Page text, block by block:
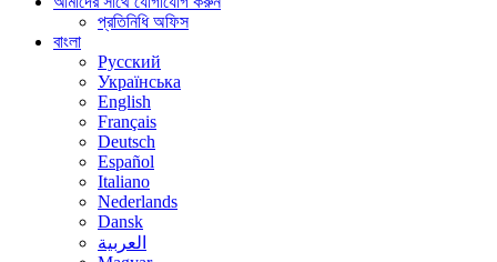
প্রতিনিধি অফিস
বাংলা
Русский
Українська
English
Français
Deutsch
Español
Italiano
Nederlands
Dansk
العربية